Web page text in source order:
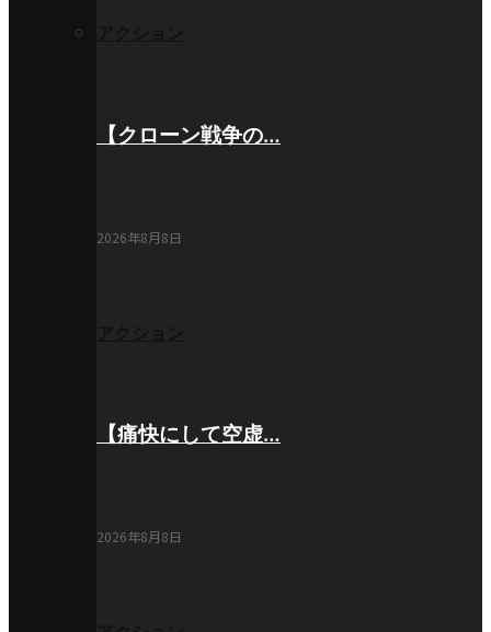
【クローン戦争の…
2026年8月8日
【痛快にして空虚…
2026年8月8日